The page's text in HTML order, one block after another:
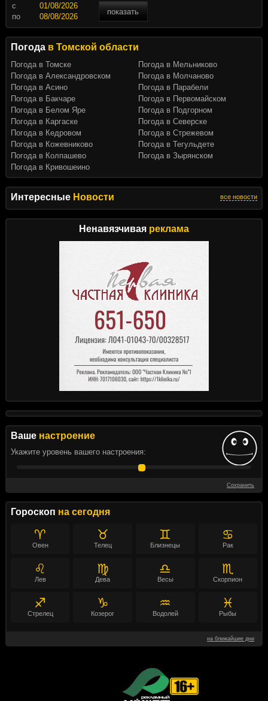
Интересные Новости все новости
Ненавязчивая реклама
Ваше настроение
Укажите уровень вашего настроения:
Сохранить
Гороскоп на сегодня
♈
Овен
♉
Телец
♊
Близнецы
♋
Рак
♌
Лев
♍
Дева
♎
Весы
♏
Скорпион
♐
Стрелец
♑
Козерог
♒
Водолей
♓
Рыбы
на ближайшие дни
c
показать
по
Погода в Томской области
Погода в Томске
Погода в Александровском
Погода в Асино
Погода в Бакчаре
Погода в Белом Яре
Погода в Каргаске
Погода в Кедровом
Погода в Кожевниково
Погода в Колпашево
Погода в Кривошеино
Погода в Мельниково
Погода в Молчаново
Погода в Парабели
Погода в Первомайском
Погода в Подгорном
Погода в Северске
Погода в Стрежевом
Погода в Тегульдете
Погода в Зырянском